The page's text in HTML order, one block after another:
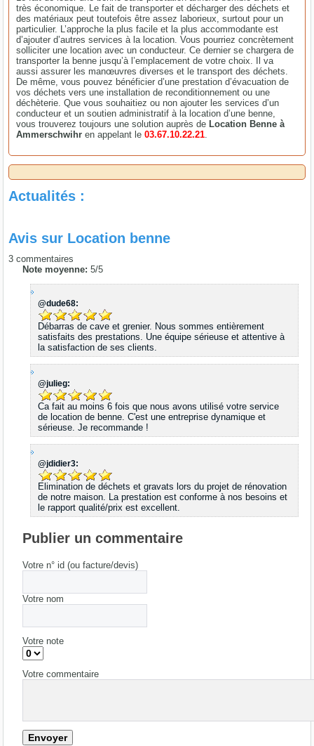
très économique. Le fait de transporter et décharger des déchets et
des matériaux peut toutefois être assez laborieux, surtout pour un
particulier. L’approche la plus facile et la plus accommodante est
d’ajouter d’autres services à la location. Vous pourriez concrètement
solliciter une location avec un conducteur. Ce dernier se chargera de
transporter la benne jusqu’à l’emplacement de votre choix. Il va
aussi assurer les manœuvres diverses et le transport des déchets.
De même, vous pouvez bénéficier d’une prestation d’évacuation de
vos déchets vers une installation de reconditionnement ou une
déchèterie. Que vous souhaitiez ou non ajouter les services d’un
conducteur et un soutien administratif à la location d’une benne,
vous trouverez toujours une solution auprès deLocation Benne à
Ammerschwihren appelant le03.67.10.22.21
Actualités :
Avis sur Location benne
3 commentaires
Note moyenne:5/5
@dude68:
Débarras de cave et grenier. Nous sommes entièrement
satisfaits des prestations. Une équipe sérieuse et attentive à
la satisfaction de ses clients.
@julieg:
Ca fait au moins 6 fois que nous avons utilisé votre service
de location de benne. C'est une entreprise dynamique et
sérieuse. Je recommande !
@jdidier3:
Elimination de déchets et gravats lors du projet de rénovation
de notre maison. La prestation est conforme à nos besoins et
le rapport qualité/prix est excellent.
Publier un commentaire
Votre n° id (ou facture/devis)
Votre nom
Votre note
Votre commentaire